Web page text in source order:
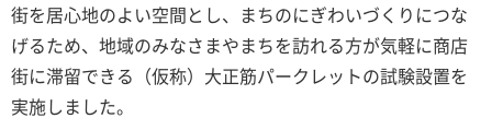
街を居心地のよい空間とし、まちのにぎわいづくりにつな
げるため、地域のみなさまやまちを訪れる方が気軽に商店
街に滞留できる（仮称）大正筋パークレットの試験設置を
実施しました。